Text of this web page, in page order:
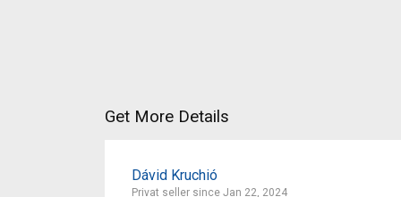
Get More Details
Dávid Kruchió
Privat seller since Jan 22, 2024